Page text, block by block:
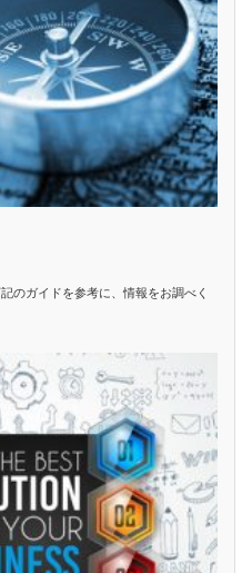
のガイドを参考に、情報をお調べく